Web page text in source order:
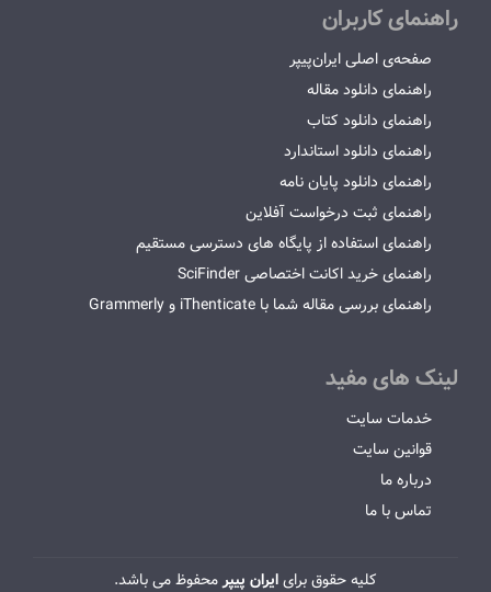
راهنمای کاربران
صفحه‌ی اصلی ایران‌پیپر
راهنمای دانلود مقاله
راهنمای دانلود کتاب
راهنمای دانلود استاندارد
راهنمای دانلود پایان نامه
راهنمای ثبت درخواست آفلاین
راهنمای استفاده از پایگاه های دسترسی مستقیم
راهنمای خرید اکانت اختصاصی SciFinder
راهنمای بررسی مقاله شما با iThenticate و Grammerly
لینک های مفید
خدمات سایت
قوانین سایت
درباره ما
تماس با ما
کلیه حقوق برایایران پیپرمحفوظ می باشد.